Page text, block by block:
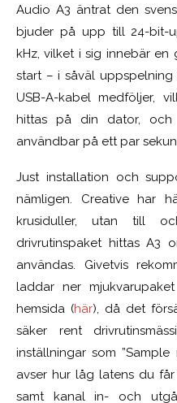
Audio A3 äntrat den
bjuder på upp till 24-bit-
kHz, vilket i sig innebär
start – i såväl uppspelning
USB-A-kabel medföljer,
hittas på din dator,
användbar på ett par
Just installation och
nämligen. Creative har
krusiduller, utan till
drivrutinspaket hittas A3
användas. Givetvis
laddar ner
hemsida (här), då det
säker rent
inställningar som ”Sample
avser hur låg latens du
samt kanal in- och